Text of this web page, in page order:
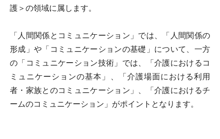
護＞の領域に属します。
「人間関係とコミュニケーション」では、「人間関係の
形成」や「コミュニケーションの基礎」について、一方
の「コミュニケーション技術」では、「介護におけるコ
ミュニケーションの基本」、「介護場面における利用
者・家族とのコミュニケーション」、「介護におけるチ
ームのコミュニケーション」がポイントとなります。